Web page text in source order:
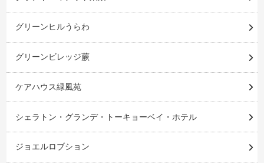
グリーンヒルうらわ
グリーンビレッジ蕨
ケアハウス緑風苑
シェラトン・グランデ・トーキョーベイ・ホテル
ジョエルロブション